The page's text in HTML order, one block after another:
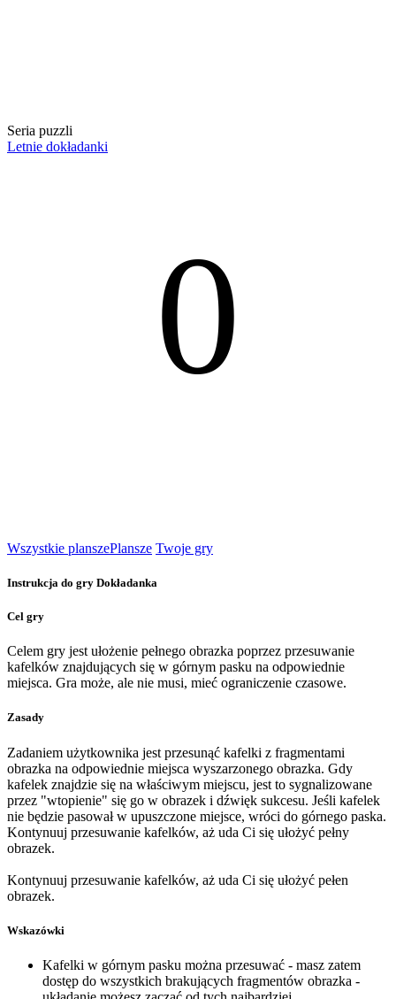
Seria puzzli
Letnie dokładanki
0
Wszystkie planszePlansze Twoje gry
Instrukcja do gry Dokładanka
Cel gry
Celem gry jest ułożenie pełnego obrazka poprzez przesuwanie
kafelków znajdujących się w górnym pasku na odpowiednie
miejsca. Gra może, ale nie musi, mieć ograniczenie czasowe.
Zasady
Zadaniem użytkownika jest przesunąć kafelki z fragmentami
obrazka na odpowiednie miejsca wyszarzonego obrazka. Gdy
kafelek znajdzie się na właściwym miejscu, jest to sygnalizowane
przez "wtopienie" się go w obrazek i dźwięk sukcesu. Jeśli kafelek
nie będzie pasował w upuszczone miejsce, wróci do górnego paska.
Kontynuuj przesuwanie kafelków, aż uda Ci się ułożyć pełny
obrazek.
Kontynuuj przesuwanie kafelków, aż uda Ci się ułożyć pełen
obrazek.
Wskazówki
Kafelki w górnym pasku można przesuwać - masz zatem
dostęp do wszystkich brakujących fragmentów obrazka -